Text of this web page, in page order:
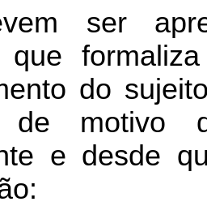
ser
que
do
de
e desde